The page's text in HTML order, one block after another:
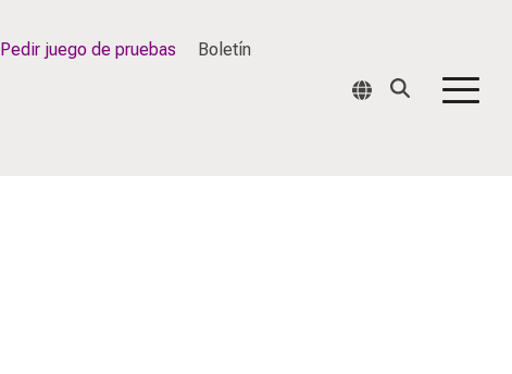
Pedir juego de pruebas Boletín